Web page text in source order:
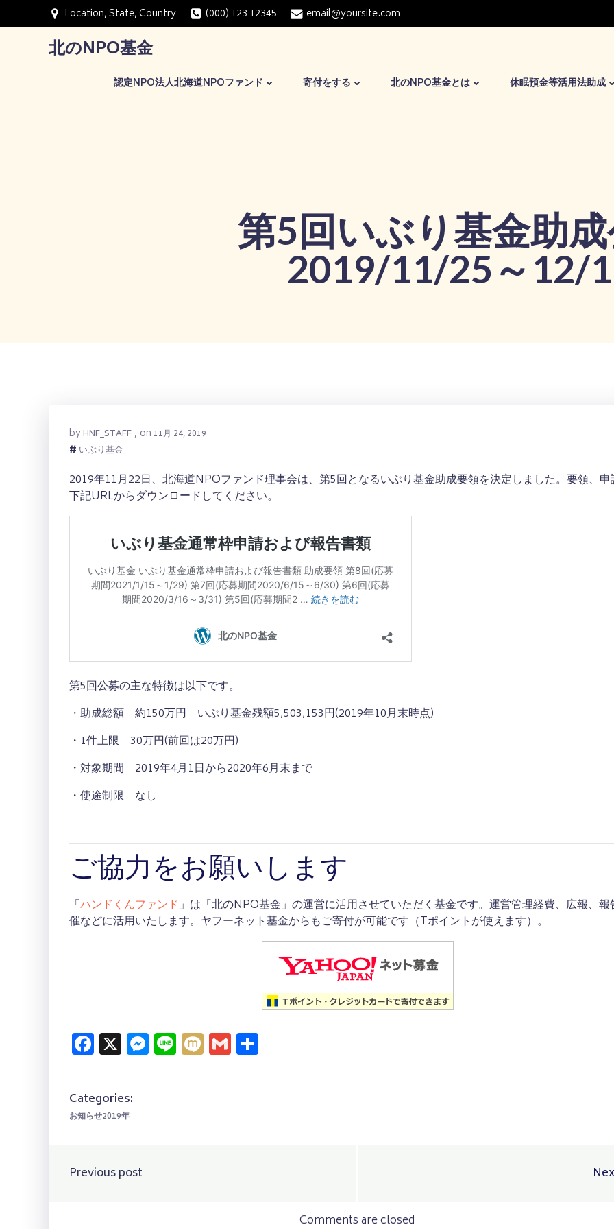
ン
Location, State, Country (000) 123 12345 email@yoursite.com
北のNPO基金
認定NPO法人北海道NPOファンド 寄付をする 北のNPO基金とは 休眠預金等活用法助成
第5回いぶり基金助
2019/11/25～12/
byHNF_STAFF , on 11月 24, 2019
# いぶり基金
2019年11月22日、北海道NPOファンド理事会は、第5回となるいぶり基金助成要領を決定しました。要領、
下記URLからダウンロードしてください。
第5回公募の主な特徴は以下です。
・助成総額 約150万円 いぶり基金残額5,503,153円(2019年10月末時点)
・1件上限 30万円(前回は20万円)
・対象期間 2019年4月1日から2020年6月末まで
・使途制限 なし
ご協力をお願いします
「ハンドくんファンド」は「北のNPO基金」の運営に活用させていただく基金です。運営管理経費、広報、報
催などに活用いたします。ヤフーネット基金からもご寄付が可能です（Tポイントが使えます）。
Facebook
X Messenger
LineMixiGmail
Categories:
お知らせ2019年
Post
Previous post
navigation
Comments are closed